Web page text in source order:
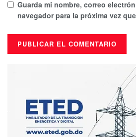
Guarda mi nombre, correo
navegador para la próxima vez